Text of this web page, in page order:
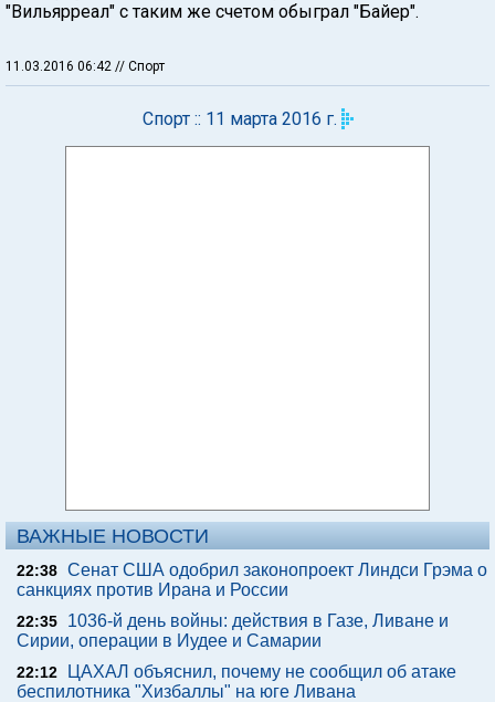
"Вильярреал" с таким же счетом обыграл "Байер".
11.03.2016 06:42 // Спорт
Спорт :: 11 марта 2016 г.
ВАЖНЫЕ НОВОСТИ
22:38 Сенат США одобрил законопроект Линдси Грэма о
санкциях против Ирана и России
22:35
1036-й день войны: действия в Газе, Ливане и
Сирии, операции в Иудее и Самарии
22:12
ЦАХАЛ объяснил, почему не сообщил об атаке
беспилотника "Хизбаллы" на юге Ливана